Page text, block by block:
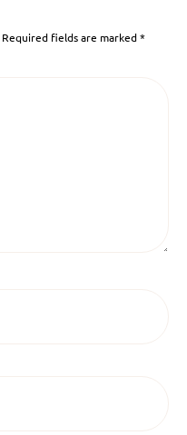
Required fields are marked*